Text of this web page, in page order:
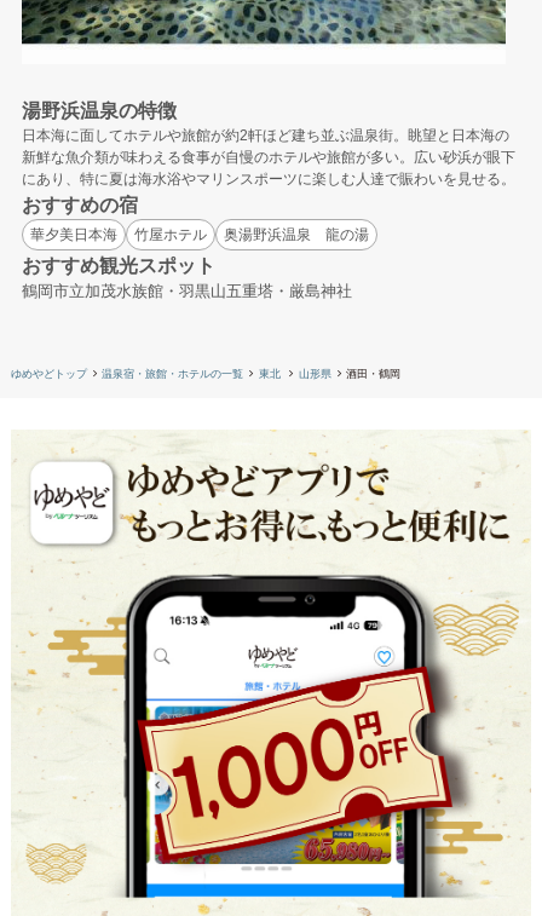
湯野浜温泉の特徴
日本海に面してホテルや旅館が約2軒ほど建ち並ぶ温泉街。眺望と日本海の
新鮮な魚介類が味わえる食事が自慢のホテルや旅館が多い。広い砂浜が眼下
にあり、特に夏は海水浴やマリンスポーツに楽しむ人達で賑わいを見せる。
おすすめの宿
華夕美日本海 竹屋ホテル 奥湯野浜温泉 龍の湯
おすすめ観光スポット
鶴岡市立加茂水族館・羽黒山五重塔・厳島神社
ゆめやどトップ 温泉宿・旅館・ホテルの一覧 東北 山形県 酒田・鶴岡